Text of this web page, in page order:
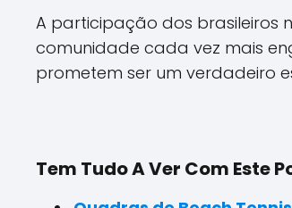
A participação dos brasileiros
comunidade cada vez mais
prometem ser um verdadeiro
Tem Tudo A Ver Com Este